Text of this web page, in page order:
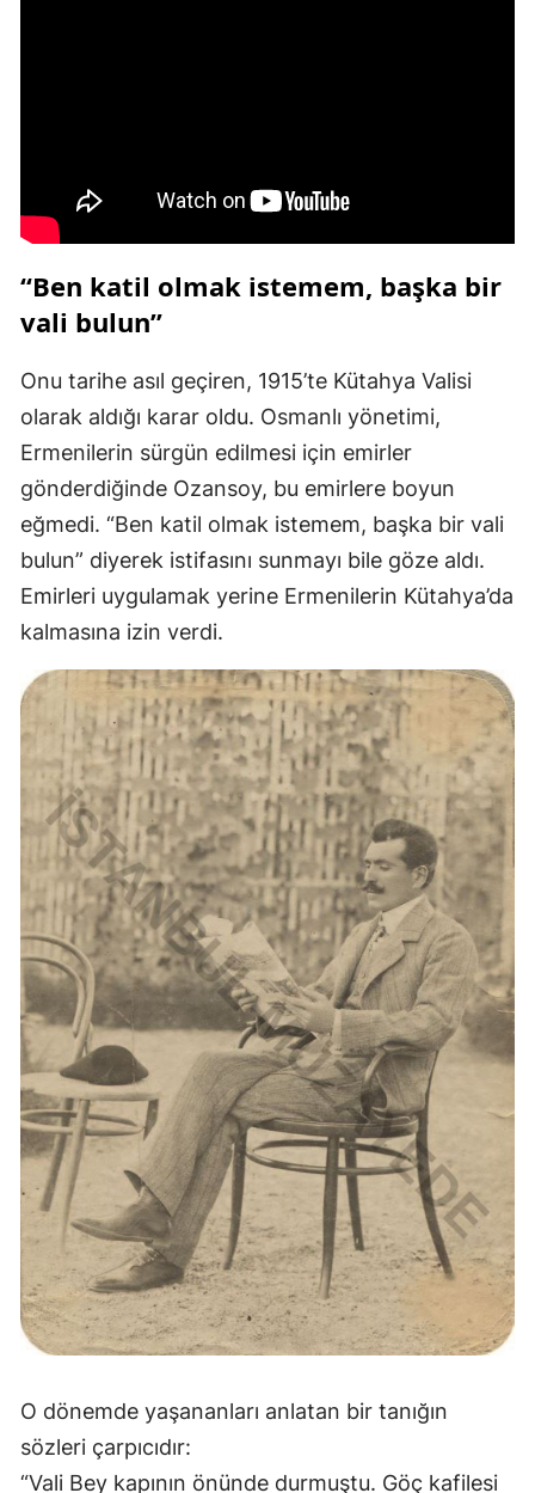
“Ben katil olmak istemem, başka bir
vali bulun”
Onu tarihe asıl geçiren, 1915’te Kütahya Valisi
olarak aldığı karar oldu. Osmanlı yönetimi,
Ermenilerin sürgün edilmesi için emirler
gönderdiğinde Ozansoy, bu emirlere boyun
eğmedi. “Ben katil olmak istemem, başka bir vali
bulun” diyerek istifasını sunmayı bile göze aldı.
Emirleri uygulamak yerine Ermenilerin Kütahya’da
kalmasına izin verdi.
O dönemde yaşananları anlatan bir tanığın
sözleri çarpıcıdır:
“Vali Bey kapının önünde durmuştu. Göç kafilesi